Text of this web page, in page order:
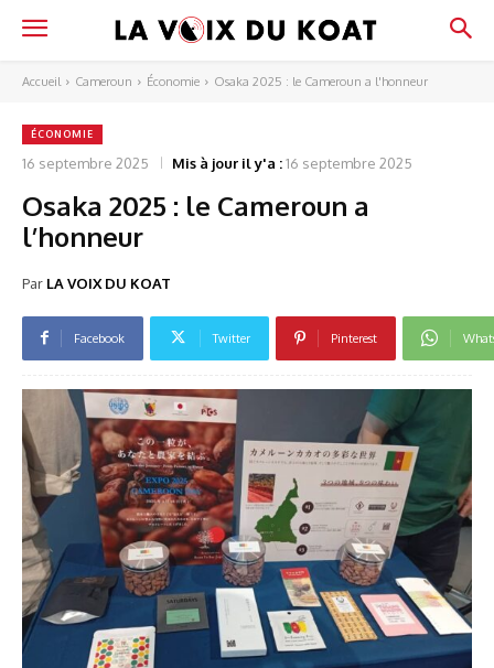
Accueil Cameroun Économie Osaka 2025 : le Cameroun a l'honneur
ÉCONOMIE
16 septembre 2025 Mis à jour il y'a :16 septembre 2025
Osaka 2025 : le Cameroun a
l’honneur
Par LA VOIX DU KOAT
Facebook Twitter Pinterest